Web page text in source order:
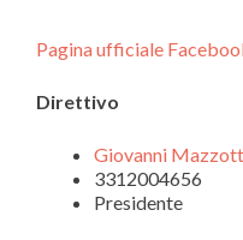
Pagina ufficiale
Direttivo
Giovanni
3312004656
Presidente